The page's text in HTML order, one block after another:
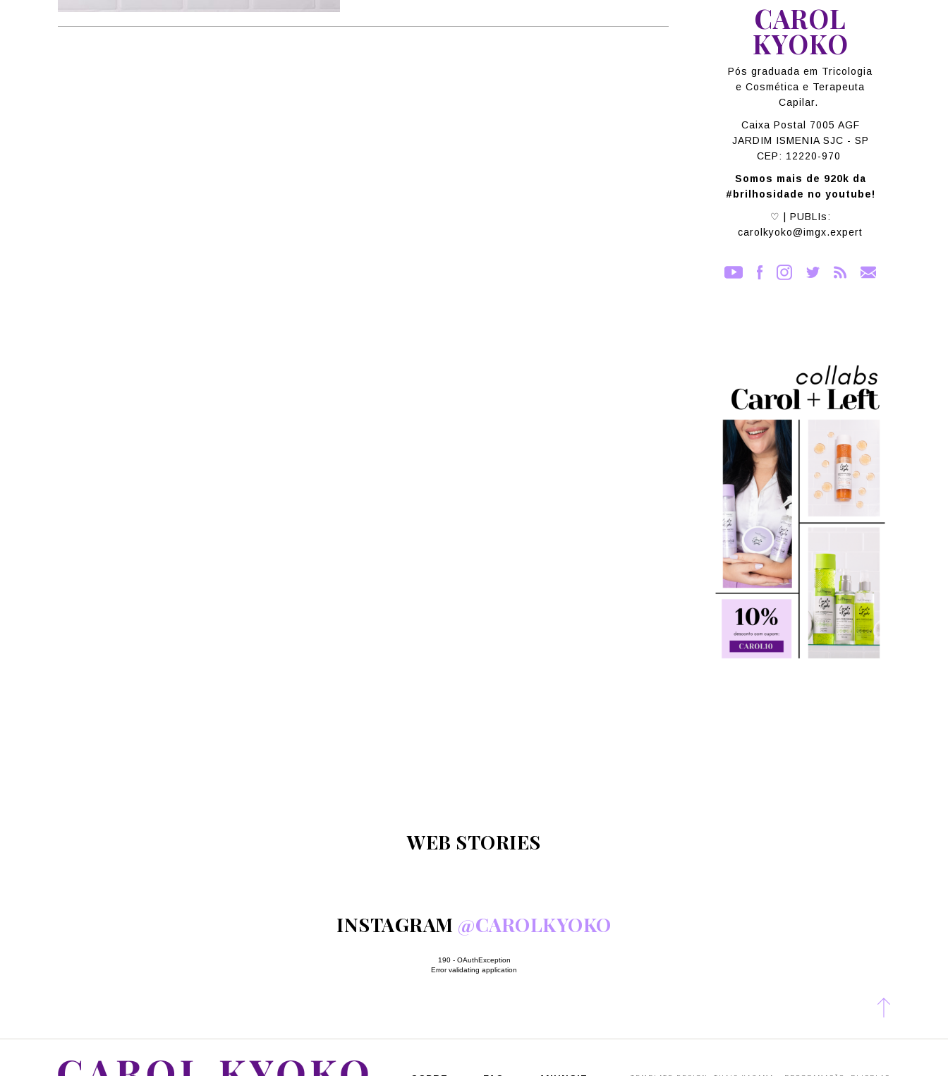
CAROL
KYOKO
Pós graduada em Tricologia
e Cosmética e Terapeuta
Capilar.
Caixa Postal 7005 AGF
JARDIM ISMENIA SJC - SP
CEP: 12220-970
Somos mais de 920k da
#brilhosidade no youtube!
♡ | PUBLIs:
carolkyoko@imgx.expert
WEB STORIES
INSTAGRAM @CAROLKYOKO
190 - OAuthException
Error validating application